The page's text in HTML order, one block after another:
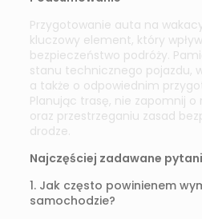
Przygotowanie auta na
kluczowy element, który
bezpieczeństwo podróży.
stanu technicznego pojazdu,
a także o odpowiednim
Planując trasę, nie zapomnij
oraz przestrzeganiu zasad
drodze.
Najczęściej zadawane
1. Jak często powinienem
samochodzie?